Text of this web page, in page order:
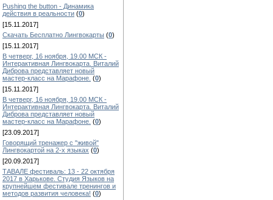
Pushing the button - Динамика
действия в реальности (0)
[15.11.2017]
Скачать Бесплатно Лингвокарты (0)
[15.11.2017]
В четверг, 16 ноября, 19.00 МСК -
Интерактивная Лингвокарта. Виталий
Диброва представляет новый
мастер-класс на Марафоне. (0)
[15.11.2017]
В четверг, 16 ноября, 19.00 МСК -
Интерактивная Лингвокарта. Виталий
Диброва представляет новый
мастер-класс на Марафоне. (0)
[23.09.2017]
Говорящий тренажер с "живой"
Лингвокартой на 2-х языках (0)
[20.09.2017]
ТАВАЛЕ фестиваль: 13 - 22 октября
2017 в Харькове. Студия Языков на
крупнейшем фестивале тренингов и
методов развития человека! (0)